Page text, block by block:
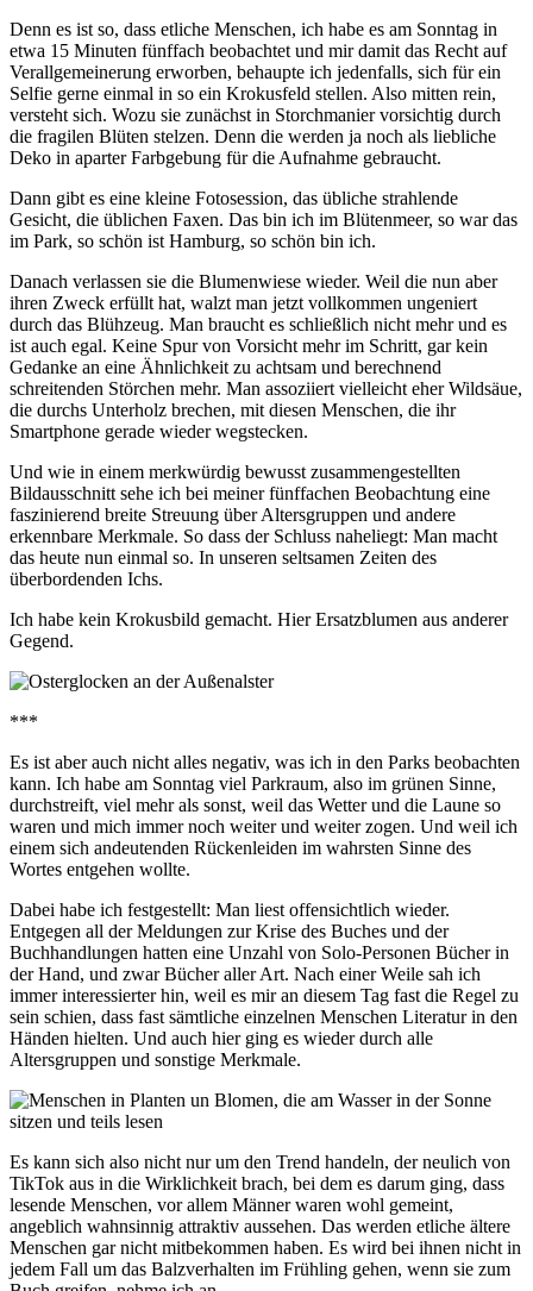
Denn es ist so, dass etliche Menschen, ich habe es am Sonntag in
etwa 15 Minuten fünffach beobachtet und mir damit das Recht auf
Verallgemeinerung erworben, behaupte ich jedenfalls, sich für ein
Selfie gerne einmal in so ein Krokusfeld stellen. Also mitten rein,
versteht sich. Wozu sie zunächst in Storchmanier vorsichtig durch
die fragilen Blüten stelzen. Denn die werden ja noch als liebliche
Deko in aparter Farbgebung für die Aufnahme gebraucht.
Dann gibt es eine kleine Fotosession, das übliche strahlende
Gesicht, die üblichen Faxen. Das bin ich im Blütenmeer, so war das
im Park, so schön ist Hamburg, so schön bin ich.
Danach verlassen sie die Blumenwiese wieder. Weil die nun aber
ihren Zweck erfüllt hat, walzt man jetzt vollkommen ungeniert
durch das Blühzeug. Man braucht es schließlich nicht mehr und es
ist auch egal. Keine Spur von Vorsicht mehr im Schritt, gar kein
Gedanke an eine Ähnlichkeit zu achtsam und berechnend
schreitenden Störchen mehr. Man assoziiert vielleicht eher Wildsäue,
die durchs Unterholz brechen, mit diesen Menschen, die ihr
Smartphone gerade wieder wegstecken.
Und wie in einem merkwürdig bewusst zusammengestellten
Bildausschnitt sehe ich bei meiner fünffachen Beobachtung eine
faszinierend breite Streuung über Altersgruppen und andere
erkennbare Merkmale. So dass der Schluss naheliegt: Man macht
das heute nun einmal so. In unseren seltsamen Zeiten des
überbordenden Ichs.
Ich habe kein Krokusbild gemacht. Hier Ersatzblumen aus anderer
Gegend.
***
Es ist aber auch nicht alles negativ, was ich in den Parks beobachten
kann. Ich habe am Sonntag viel Parkraum, also im grünen Sinne,
durchstreift, viel mehr als sonst, weil das Wetter und die Laune so
waren und mich immer noch weiter und weiter zogen. Und weil ich
einem sich andeutenden Rückenleiden im wahrsten Sinne des
Wortes entgehen wollte.
Dabei habe ich festgestellt: Man liest offensichtlich wieder.
Entgegen all der Meldungen zur Krise des Buches und der
Buchhandlungen hatten eine Unzahl von Solo-Personen Bücher in
der Hand, und zwar Bücher aller Art. Nach einer Weile sah ich
immer interessierter hin, weil es mir an diesem Tag fast die Regel zu
sein schien, dass fast sämtliche einzelnen Menschen Literatur in den
Händen hielten. Und auch hier ging es wieder durch alle
Altersgruppen und sonstige Merkmale.
Es kann sich also nicht nur um den Trend handeln, der neulich von
TikTok aus in die Wirklichkeit brach, bei dem es darum ging, dass
lesende Menschen, vor allem Männer waren wohl gemeint,
angeblich wahnsinnig attraktiv aussehen. Das werden etliche ältere
Menschen gar nicht mitbekommen haben. Es wird bei ihnen nicht in
jedem Fall um das Balzverhalten im Frühling gehen, wenn sie zum